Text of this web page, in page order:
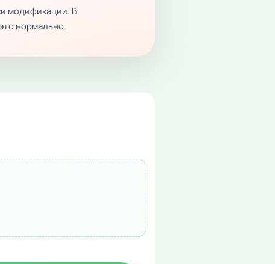
модификации. В
нормально.